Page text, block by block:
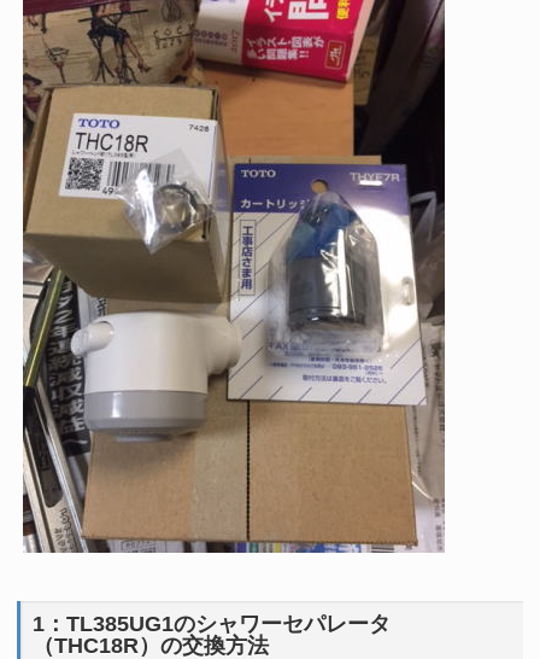
1：TL385UG1のシャワーセパレータ
（THC18R）の交換方法